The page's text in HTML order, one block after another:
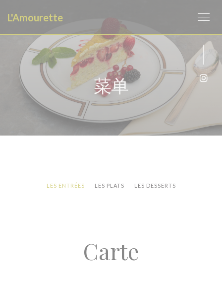
L'Amourette
菜单
LES ENTRÉES LES PLATS LES DESSERTS
Carte